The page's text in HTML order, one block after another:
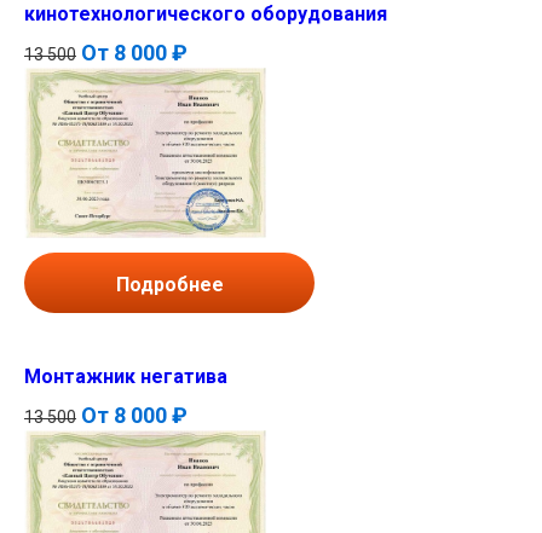
кинотехнологического оборудования
13 500 От 8 000 ₽
Подробнее
Монтажник негатива
13 500 От 8 000 ₽